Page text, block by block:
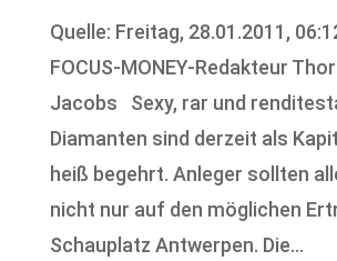
Quelle: Freitag, 28.01.2011,
FOCUS-MONEY-Redakteur
Jacobs Sexy, rar und
Diamanten sind derzeit als
heiß begehrt. Anleger sollten
nicht nur auf den möglichen
Schauplatz Antwerpen. Die...